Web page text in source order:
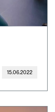
15.06.2022